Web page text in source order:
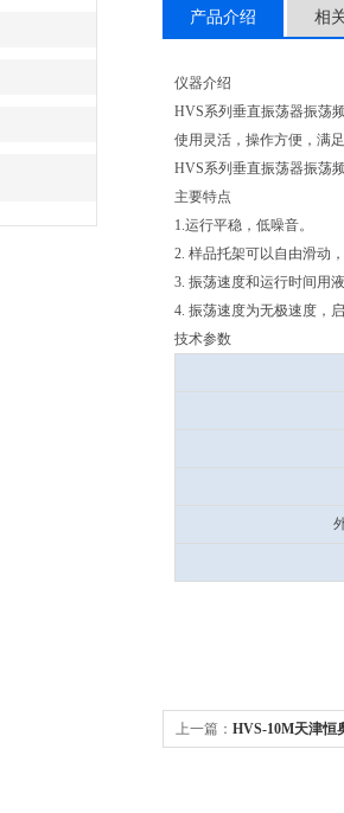
产品介绍 相
仪器介绍
HVS系列垂直振荡器振荡
使用灵活，操作方便，满
HVS系列垂直振荡器振荡
主要特点
1.运行平稳，低噪音。
2. 样品托架可以自由滑动
3. 振荡速度和运行时间用
4. 振荡速度为无极速度，
技术参数
上一篇： HVS-10M天津恒